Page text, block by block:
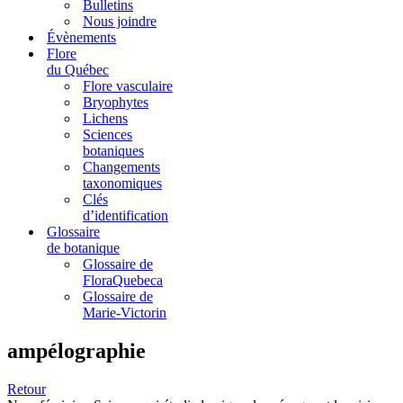
Bulletins
Nous joindre
Évènements
Flore
du Québec
Flore vasculaire
Bryophytes
Lichens
Sciences
botaniques
Changements
taxonomiques
Clés
d’identification
Glossaire
de botanique
Glossaire de
FloraQuebeca
Glossaire de
Marie-Victorin
ampélographie
Retour